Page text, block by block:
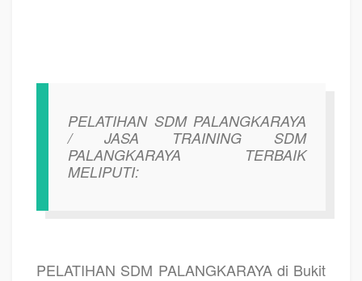
PELATIHAN SDM PALANGKARAYA
/ JASA TRAINING SDM
PALANGKARAYA TERBAIK
MELIPUTI:
PELATIHAN SDM PALANGKARAYA di Bukit